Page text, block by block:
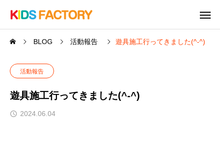
BLOG 活動報告 遊具施工行ってきました(^-^)
活動報告
遊具施工行ってきました(^-^)
2024.06.04